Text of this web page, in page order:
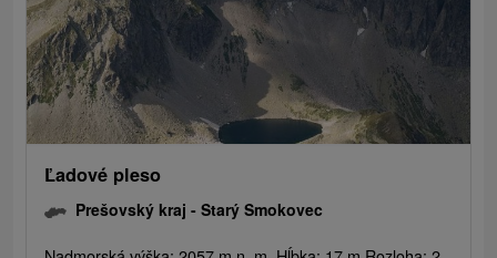
Ľadové pleso
Prešovský kraj -Starý Smokovec